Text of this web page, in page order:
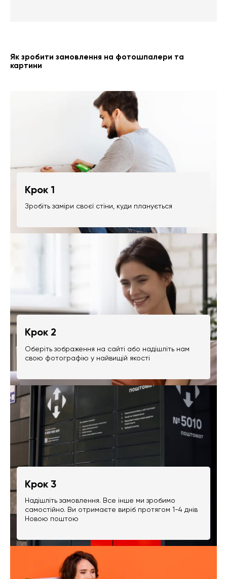
Як зробити замовлення на фотошпалери та
картини
Крок 1
Зробіть заміри своєї стіни, куди планується
Крок 2
Оберіть зображення на сайті або надішліть нам
свою фотографію у найвищій якості
Крок 3
Надішліть замовлення. Все інше ми зробимо
самостійно. Ви отримаєте виріб протягом 1-4 днів
Новою поштою